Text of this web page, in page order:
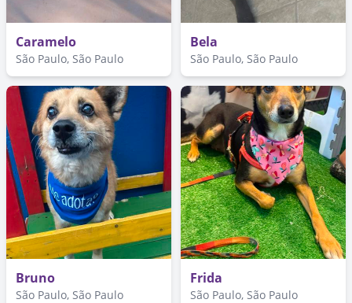
Caramelo
São Paulo, São Paulo
Bela
São Paulo, São Paulo
Bruno
São Paulo, São Paulo
Frida
São Paulo, São Paulo